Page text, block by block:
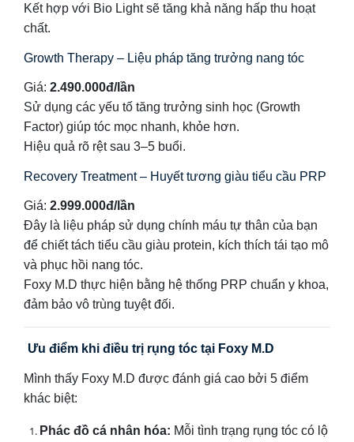
Kết hợp với Bio Light sẽ tăng khả năng hấp thu hoạt
chất.
Growth Therapy – Liệu pháp tăng trưởng nang tóc
Giá: 2.490.000đ/lần
Sử dụng các yếu tố tăng trưởng sinh học (Growth
Factor) giúp tóc mọc nhanh, khỏe hơn.
Hiệu quả rõ rệt sau 3–5 buổi.
Recovery Treatment – Huyết tương giàu tiểu cầu PRP
Giá: 2.999.000đ/lần
Đây là liệu pháp sử dụng chính máu tự thân của bạn
để chiết tách tiểu cầu giàu protein, kích thích tái tạo mô
và phục hồi nang tóc.
Foxy M.D thực hiện bằng hệ thống PRP chuẩn y khoa,
đảm bảo vô trùng tuyệt đối.
Ưu điểm khi điều trị rụng tóc tại Foxy M.D
Mình thấy Foxy M.D được đánh giá cao bởi 5 điểm
khác biệt:
Phác đồ cá nhân hóa: Mỗi tình trạng rụng tóc có lộ